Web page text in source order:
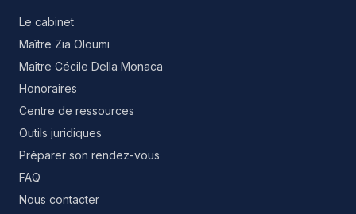
Le cabinet
Maître Zia Oloumi
Maître Cécile Della Monaca
Honoraires
Centre de ressources
Outils juridiques
Préparer son rendez-vous
FAQ
Nous contacter